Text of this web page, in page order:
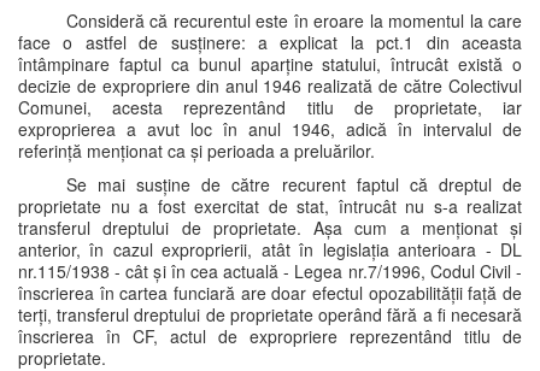
Consideră că recurentul este în eroare la momentul la care
face o astfel de susținere: a explicat la pct.1 din aceasta
întâmpinare faptul ca bunul aparține statului, întrucât există o
decizie de expropriere din anul 1946 realizată de către Colectivul
Comunei, acesta reprezentând titlu de proprietate, iar
exproprierea a avut loc în anul 1946, adică în intervalul de
referință menționat ca și perioada a preluărilor.
Se mai susține de către recurent faptul că dreptul de
proprietate nu a fost exercitat de stat, întrucât nu s-a realizat
transferul dreptului de proprietate. Așa cum a menționat și
anterior, în cazul exproprierii, atât în legislația anterioara - DL
nr.115/1938 - cât și în cea actuală - Legea nr.7/1996, Codul Civil -
înscrierea în cartea funciară are doar efectul opozabilității față de
terți, transferul dreptului de proprietate operând fără a fi necesară
înscrierea în CF, actul de expropriere reprezentând titlu de
proprietate.